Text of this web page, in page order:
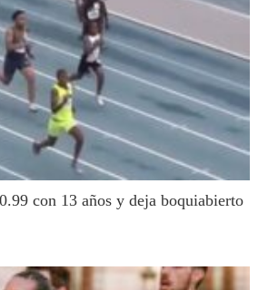
con 13 años y deja boquiabierto